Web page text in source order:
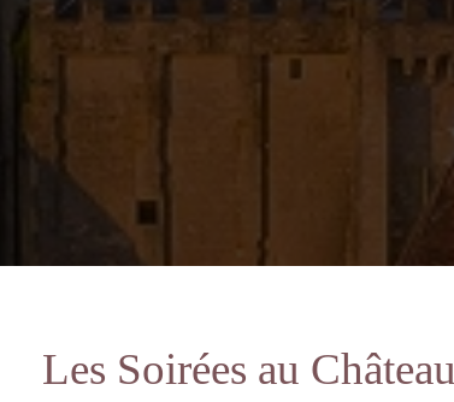
Les Soirées au Château